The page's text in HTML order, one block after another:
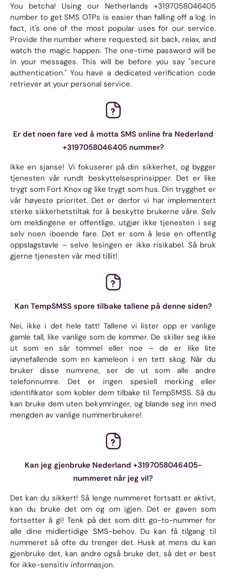
You betcha! Using our Netherlands +3197058046405
number to get SMS OTPs is easier than falling off a log. In
fact, it's one of the most popular uses for our service.
Provide the number where requested, sit back, relax, and
watch the magic happen. The one-time password will be
in your messages. This will be before you say "secure
authentication." You have a dedicated verification code
retriever at your personal service.
Er det noen fare ved å motta SMS online fra Nederland
+3197058046405 nummer?
Ikke en sjanse! Vi fokuserer på din sikkerhet, og bygger
tjenesten vår rundt beskyttelsesprinsipper. Det er like
trygt som Fort Knox og like trygt som hus. Din trygghet er
vår høyeste prioritet. Det er derfor vi har implementert
sterke sikkerhetstiltak for å beskytte brukerne våre. Selv
om meldingene er offentlige, utgjør ikke tjenesten i seg
selv noen iboende fare. Det er som å lese en offentlig
oppslagstavle – selve lesingen er ikke risikabel. Så bruk
gjerne tjenesten vår med tillit!
Kan TempSMSS spore tilbake tallene på denne siden?
Nei, ikke i det hele tatt! Tallene vi lister opp er vanlige
gamle tall, like vanlige som de kommer. De skiller seg ikke
ut som en sår tommel eller noe – de er like lite
iøynefallende som en kameleon i en tett skog. Når du
bruker disse numrene, ser de ut som alle andre
telefonnumre. Det er ingen spesiell merking eller
identifikator som kobler dem tilbake til TempSMSS. Så du
kan bruke dem uten bekymringer, og blande seg inn med
mengden av vanlige nummerbrukere!
Kan jeg gjenbruke Nederland +3197058046405-
nummeret når jeg vil?
Det kan du sikkert! Så lenge nummeret fortsatt er aktivt,
kan du bruke det om og om igjen. Det er gaven som
fortsetter å gi! Tenk på det som ditt go-to-nummer for
alle dine midlertidige SMS-behov. Du kan få tilgang til
nummeret så ofte du trenger det. Husk at mens du kan
gjenbruke det, kan andre også bruke det, så det er best
for ikke-sensitiv informasjon.